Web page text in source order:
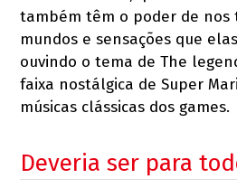
também têm o poder de
mundos e sensações que
ouvindo o tema de The
faixa nostálgica de Super
músicas clássicas dos games.
Deveria ser para